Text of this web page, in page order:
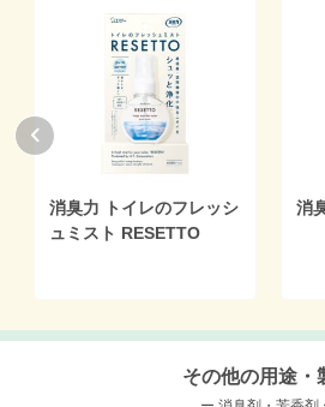
消臭力 トイレのフレッシ
ュミスト RESETTO
消
その他の用途・